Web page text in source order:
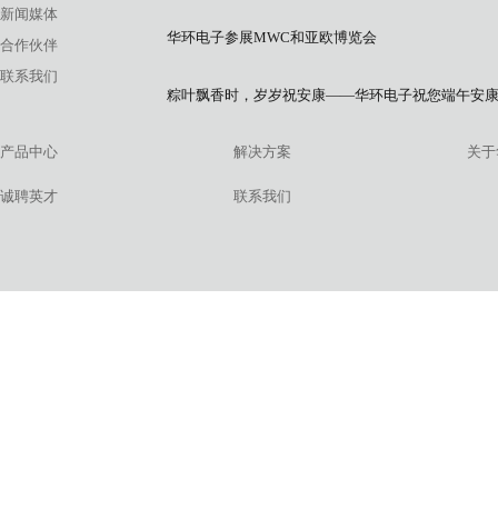
新闻媒体
合作伙伴
联系我们
华环电子参展MWC和亚欧博览会
粽叶飘香时，岁岁祝安康——华环电子祝您端午安康
产品中心 解决方案 关
诚聘英才 联系我们